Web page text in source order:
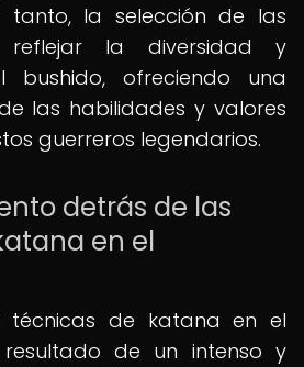
tanto, la selección de las
reflejar la diversidad y
bushido, ofreciendo una
las habilidades y valores
guerreros legendarios.
detrás de las
en el
técnicas de katana en el
de un intenso y